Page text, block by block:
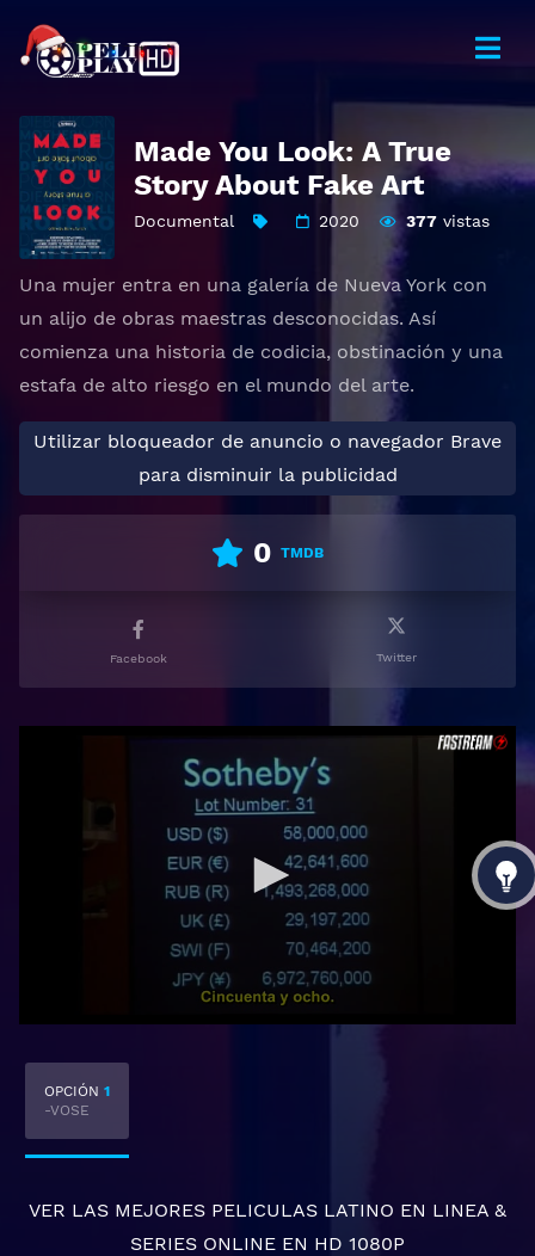
Made You Look: A True
Story About Fake Art
Documental 2020 377vistas
Una mujer entra en una galería de Nueva York con
un alijo de obras maestras desconocidas. Así
comienza una historia de codicia, obstinación y una
estafa de alto riesgo en el mundo del arte.
Utilizar bloqueador de anuncio o navegador Brave
para disminuir la publicidad
0 TMDB
Facebook Twitter
OPCIÓN 1
-VOSE
VER LAS MEJORES PELICULAS LATINO EN LINEA &
SERIES ONLINE EN HD 1080P